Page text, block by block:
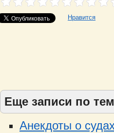
Нравится
Еще записи по
Анекдоты о